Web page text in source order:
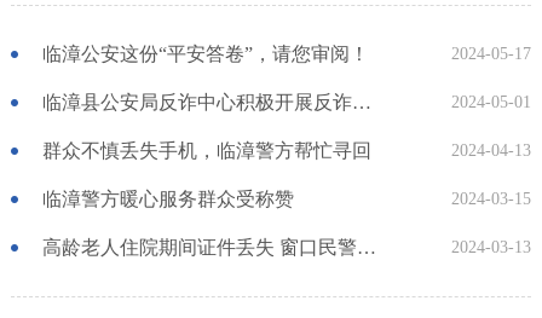
临漳公安这份“平安答卷”，请您审阅！ 2024-05-17
临漳县公安局反诈中心积极开展反诈宣传，守护群众财产安全 2024-05-01
群众不慎丢失手机，临漳警方帮忙寻回 2024-04-13
临漳警方暖心服务群众受称赞 2024-03-15
高龄老人住院期间证件丢失 窗口民警上门办证解难题 2024-03-13